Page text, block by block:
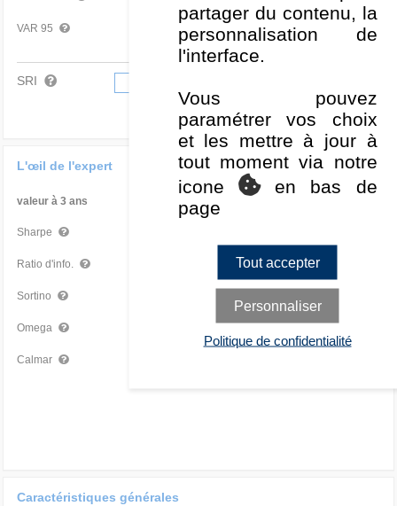
VAR 95 Mauvais
SRI
L'œil de l'expert
valeur à 3 ans
Sharpe
Ratio d'info. Mauvais
Sortino
Omega Moyen
Calmar
Caractéristiques générales
partager du contenu, la
personnalisation de
l'interface.
Vous pouvez
paramétrer vos choix
et les mettre à jour à
tout moment via notre
icone
en bas de
page
Tout accepter
Personnaliser
Politique de confidentialité